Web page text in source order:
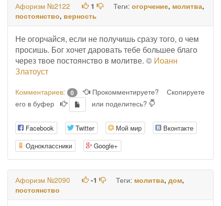
Афоризм №2122 1 Теги: огорчение, молитва,
постоянство, верность
Не огорчайся, если не получишь сразу того, о чем
просишь. Бог хочет даровать тебе большее благо
через твое постоянство в молитве. © Иоанн
Златоуст
Комментариев: 0 Прокомментируете?
Скопируете
его в буфер
или поделитесь?
Facebook Twitter Мой мир
Вконтакте
Одноклассники
Google+
Афоризм №2090 -1 Теги: молитва, дом,
постоянство